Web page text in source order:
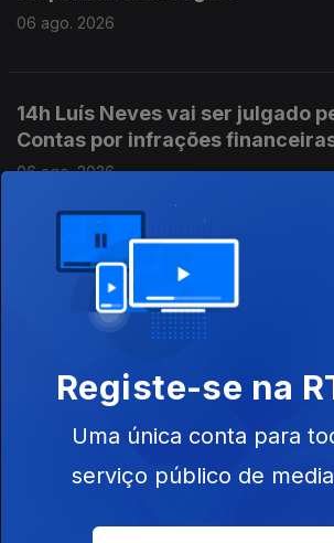
06 ago. 2026
14h Luís Neves vai ser julgado
Contas por infrações
06 ago. 2026
13h Plataforma para os Direitos
saúda penalizações para
12h Garrafas e latas sem o
poder continuar a ser vendidas
esgotamento do stock
06 ago. 2026
Registe-se na
Uma única conta para
serviço público de media